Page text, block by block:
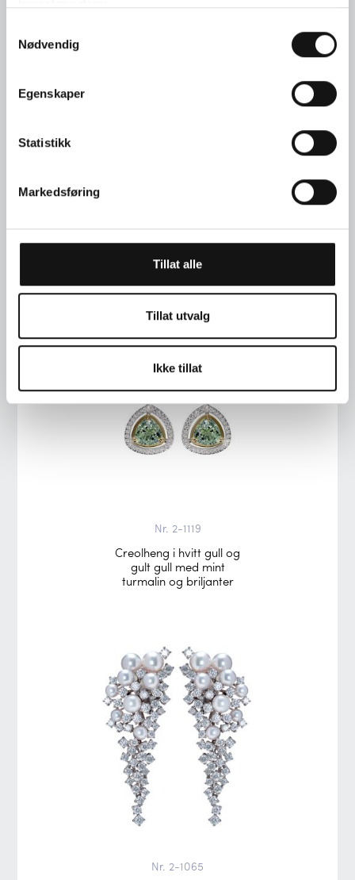
Nødvendig
Egenskaper
Statistikk
Markedsføring
Tillat alle
Tillat utvalg
Ikke tillat
turmalin, rhodolitt, granat
og briljanter
Nr. 2-1119
Creolheng i hvitt gull og
gult gull med mint
turmalin og briljanter
Nr. 2-1065